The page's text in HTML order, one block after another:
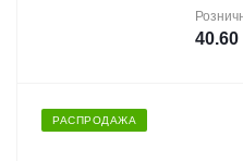
40.60
РАСПРОДАЖА